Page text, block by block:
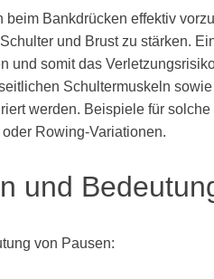
beim Bankdrücken effektiv
und Brust zu stärken.
und somit das
Schultermuskeln
werden. Beispiele für
Rowing-Variationen.
und
von Pausen: